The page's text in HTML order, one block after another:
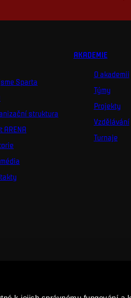
Sparta
struktura
ARENA
AKADEMIE
O akademii
Týmy
Projekty
Vzdělávání
Turnaje